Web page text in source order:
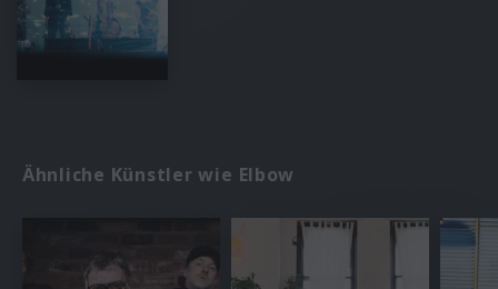
Ähnliche Künstler wie Elbow